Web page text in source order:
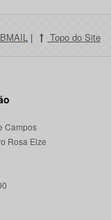
| Topo do Site
Campos
Rosa Elze